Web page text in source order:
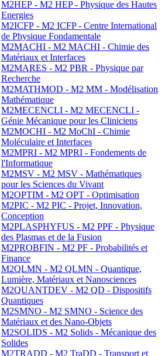
M2HEP - M2 HEP - Physique des Hautes
Energies
M2ICFP - M2 ICFP - Centre International
de Physique Fondamentale
M2MACHI - M2 MACHI - Chimie des
Matériaux et Interfaces
M2MARES - M2 PBR - Physique par
Recherche
M2MATHMOD - M2 MM - Modélisation
Mathématique
M2MECENCLI - M2 MECENCLI -
Génie Mécanique pour les Cliniciens
M2MOCHI - M2 MoChI - Chimie
Moléculaire et Interfaces
M2MPRI - M2 MPRI - Fondements de
l'Informatique
M2MSV - M2 MSV - Mathématiques
pour les Sciences du Vivant
M2OPTIM - M2 OPT - Optimisation
M2PIC - M2 PIC - Projet, Innovation,
Conception
M2PLASPHYFUS - M2 PPF - Physique
des Plasmas et de la Fusion
M2PROBFIN - M2 PF - Probabilités et
Finance
M2QLMN - M2 QLMN - Quantique,
Lumière, Matériaux et Nanosciences
M2QUANTDEV - M2 QD - Dispositifs
Quantiques
M2SMNO - M2 SMNO - Science des
Matériaux et des Nano-Objets
M2SOLIDS - M2 Solids - Mécanique des
Solides
M2TRADD - M2 TraDD - Transport et